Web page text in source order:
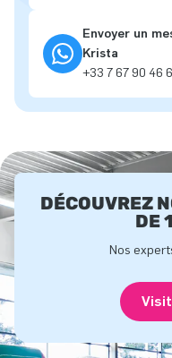
Envoyer un
Krista
+33 7 67 90 46
DÉCOUVREZ
DE
Nos